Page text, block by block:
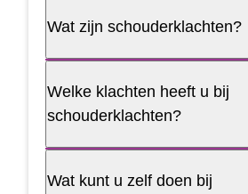
Wat zijn schouderklachten?
Welke klachten heeft u bij
schouderklachten?
Wat kunt u zelf doen bij